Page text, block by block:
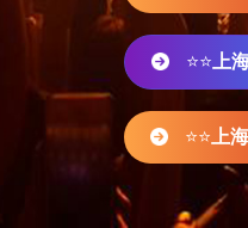
⭐⭐ 上
⭐⭐ 上